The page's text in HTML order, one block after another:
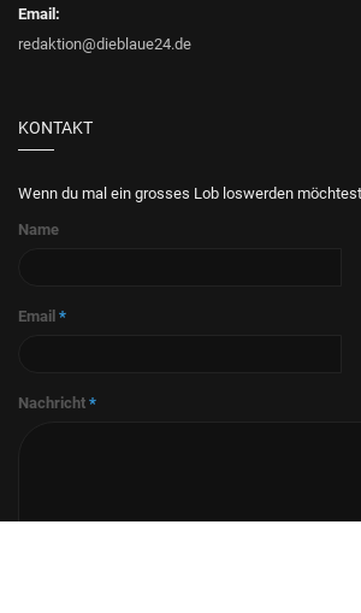
Email:
redaktion@dieblaue24.de
KONTAKT
Wenn du mal ein grosses Lob loswerden
Name
Email *
Nachricht *